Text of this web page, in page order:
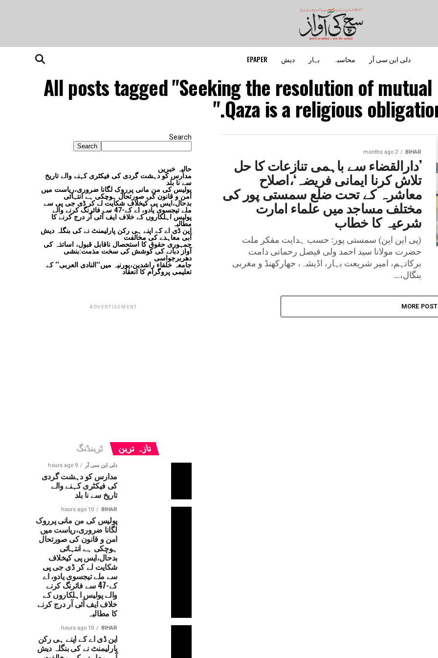
دلی این سی آر محاسبہ بہار دیش EPAPER
All posts tagged "Seeking the resolution of
Qaza is a religious
BIHAR
2 months ago
’دارالقضاء سے باہمی تنازعات کا حل
تلاش کرنا ایمانی فریضہ‘،اصلاح
معاشرہ کے تحت ضلع سمستی پور کی
مختلف مساجد میں علماء امارت
شرعیہ کا خطاب
(پی این این) سمستی پور: حسب ہدایت مفکر ملت
حضرت مولانا سید احمد ولی فیصل رحمانی دامت
برکاتہم، امیر شریعت بہار، اڈیشہ، جھارکھنڈ و مغربی
بنگال،...
MORE
Search
Search
حالیہ خبریں
مدارس کو دہشت گردی کی فیکٹری کہنے والے تاریخ
سے نا بلد
پولیس کی من مانی پرروک لگانا ضروری،ریاست میں
امن و قانون کی صورتحال ہوچکی ہے انتہائی
بدحال،ایس پی کیخلاف شکایت لے کر ڈی جی پی سے
ملے تیجسوی یادو، اے کے-47 سے فائرنگ کرنے والے
پولیس اہلکاروں کے خلاف ایف آئی آر درج کرنے کا
مطالبہ
این ڈی اے کے اپنے ہی رکن پارلیمنٹ نے کی بنگلہ دیش
آبی معاہدے کی مخالفت
جمہوری حقوق کا استحصال ناقابل قبول، اساتذہ کی
آواز دبانے کی کوشش کی سخت مذمت:بنشی
دھربرجواسی
جامعہ خلفاء راشدین،پورنیہ میں’’النادی العربی‘‘ کے
تعلیمی پروگرام کا انعقاد
ADVERTISEMENT
تازہ ترین ٹرینڈنگ
دلی این سی آر 9 hours ago
مدارس کو دہشت گردی
کی فیکٹری کہنے والے
تاریخ سے نا بلد
BIHAR
10 hours ago
پولیس کی من مانی پرروک
لگانا ضروری،ریاست میں
امن و قانون کی صورتحال
ہوچکی ہے انتہائی
بدحال،ایس پی کیخلاف
شکایت لے کر ڈی جی پی
سے ملے تیجسوی یادو، اے
کے-47 سے فائرنگ کرنے
والے پولیس اہلکاروں کے
خلاف ایف آئی آر درج کرنے
کا مطالبہ
BIHAR
10 hours ago
این ڈی اے کے اپنے ہی رکن
پارلیمنٹ نے کی بنگلہ دیش